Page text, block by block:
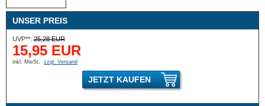
UNSER PREIS
UVP**: 25,28 EUR
15,95 EUR
inkl. MwSt. zzgl. Versand
JETZT KAUFEN